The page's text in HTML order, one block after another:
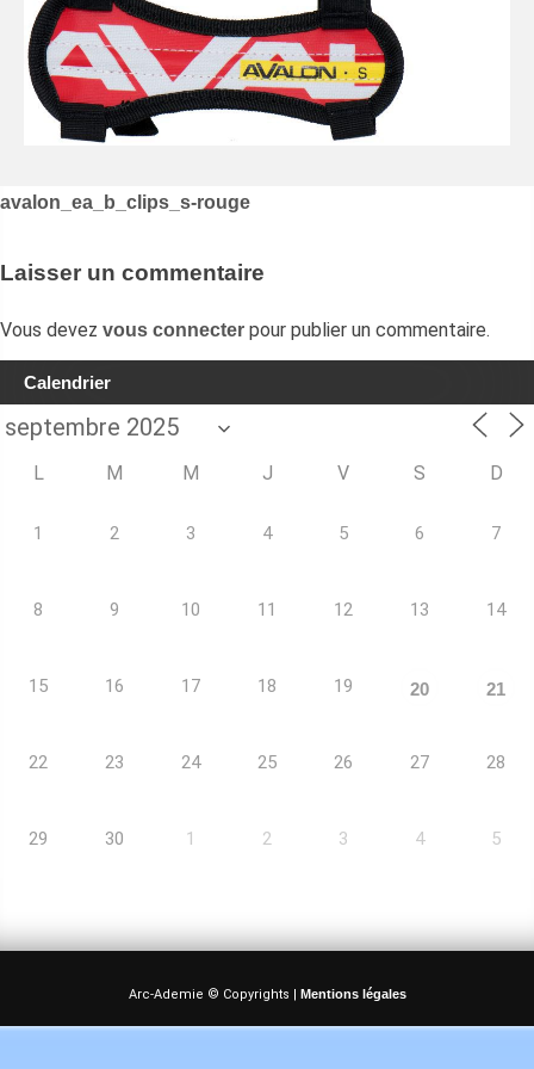
Navigation
l’article
avalon_ea_b_clips_s-rouge
Laisser un commentaire
Vous devez vous connecter pour publier un commentaire.
Calendrier
L M M J V S D
1 2 3 4 5 6 7
8 9 10 11 12 13 14
15 16 17 18 19 20 21
22 23 24 25 26 27 28
29 30 1 2 3 4 5
Arc-Ademie © Copyrights | Mentions légales